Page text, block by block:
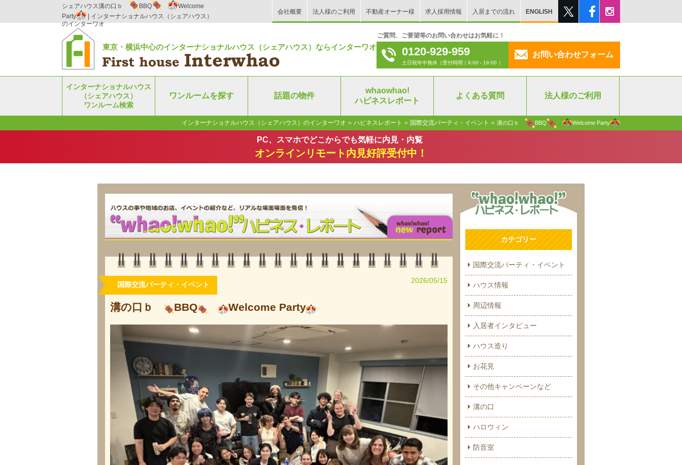
シェアハウス溝の口ｂ BBQ
Welcome
Party
| インターナショナルハウス（シェアハウス）
のインターワオ
会社概要 法人様のご利用 不動産オーナー様 求人採用情報 入居までの流れ ENGLISH
東京・横浜中心のインターナショナルハウス（シェアハウス）ならインターワオ！
ご質問、ご要望等のお問い合わせはお気軽に！
0120-929-959
土日祝年中無休（受付時間｜9:00 - 19:00 ）
お問い合わせフォーム
インターナショナルハウス
（シェアハウス）
ワンルーム検索
ワンルームを探す 話題の物件
whaowhao!
ハピネスレポート
よくある質問 法人様のご利用
インターナショナルハウス（シェアハウス）のインターワオ > ハピネスレポート > 国際交流パーティ・イベント > 溝の口ｂ BBQ Welcome Party
PC、スマホでどこからでも気軽に内見・内覧
オンラインリモート内見好評受付中！
国際交流パーティ・イベント 2026/05/15
溝の口ｂ BBQ Welcome Party
カテゴリー
国際交流パーティ・イベント
ハウス情報
周辺情報
入居者インタビュー
ハウス造り
お花見
その他キャンペーンなど
溝の口
ハロウィン
防音室